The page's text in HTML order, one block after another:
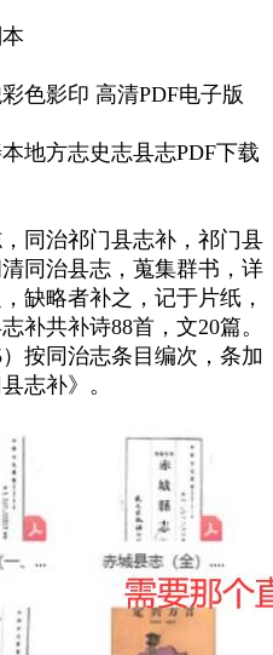
色影印 高清PDF电子版
地方志史志县志PDF下载
同治祁门县志补，祁门县
同治县志，蒐集群书，详
缺略者补之，记于片纸，
补共补诗88首，文20篇。
按同治志条目编次，条加
志补》。